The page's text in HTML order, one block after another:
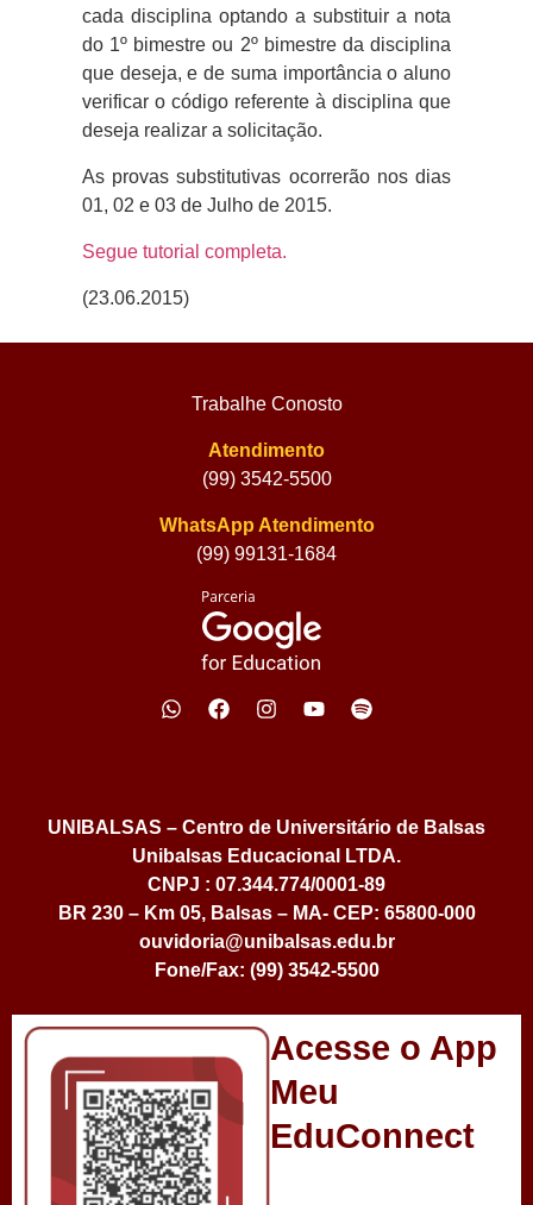
cada disciplina optando a substituir a nota
do 1º bimestre ou 2º bimestre da disciplina
que deseja, e de suma importância o aluno
verificar o código referente à disciplina que
deseja realizar a solicitação.
As provas substitutivas ocorrerão nos dias
01, 02 e 03 de Julho de 2015.
Segue tutorial completa.
(23.06.2015)
Trabalhe Conosto
Atendimento
(99) 3542-5500
WhatsApp Atendimento
(99) 99131-1684
UNIBALSAS – Centro de Universitário de Balsas
Unibalsas Educacional LTDA.
CNPJ : 07.344.774/0001-89
BR 230 – Km 05, Balsas – MA- CEP: 65800-000
ouvidoria@unibalsas.edu.br
Fone/Fax: (99) 3542-5500
Acesse o App
Meu
EduConnect